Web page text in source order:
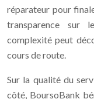
réparateur pour
transparence sur
complexité peut
cours de route.
Sur la qualité du
côté, BoursoBank